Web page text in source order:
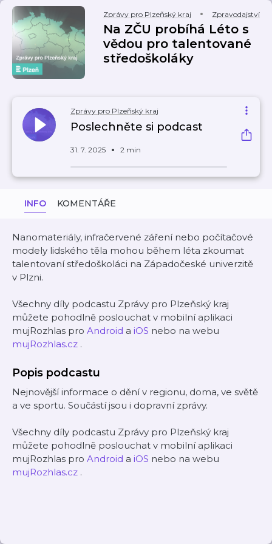
Zprávy pro Plzeňský kraj Zpravodajství
Na ZČU probíhá Léto s
vědou pro talentované
středoškoláky
Zprávy pro Plzeňský kraj
Poslechněte si podcast
31. 7. 2025 2 min
INFO KOMENTÁŘE
Nanomateriály, infračervené záření nebo počítačové
modely lidského těla mohou během léta zkoumat
talentovaní středoškoláci na Západočeské univerzitě
v Plzni.
Všechny díly podcastu Zprávy pro Plzeňský kraj
můžete pohodlně poslouchat v mobilní aplikaci
mujRozhlas pro Android a iOS nebo na webu
mujRozhlas.cz .
Popis podcastu
Nejnovější informace o dění v regionu, doma, ve světě
a ve sportu. Součástí jsou i dopravní zprávy.
Všechny díly podcastu Zprávy pro Plzeňský kraj
můžete pohodlně poslouchat v mobilní aplikaci
mujRozhlas pro Android a iOS nebo na webu
mujRozhlas.cz .